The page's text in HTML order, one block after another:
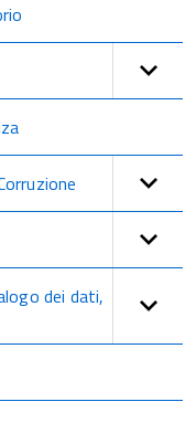
dei dati,